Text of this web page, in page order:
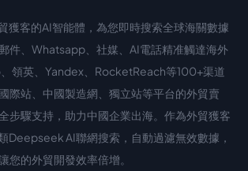
獲客的AI智能體，為您即時搜索全球海關數據
件、Whatsapp、社媒、AI電話精准觸達海外
領英、Yandex、RocketReach等100+渠道
際站、中國製造網、獨立站等平台的外貿賣
步驟支持，助力中國企業出海。作為外貿獲客
Deepseek AI聯網搜索，自動過濾無效數據，
您的外貿開發效率倍增。